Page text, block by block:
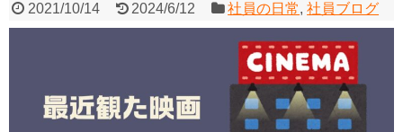
2021/10/14 2024/6/12 社員の日常,社員ブログ